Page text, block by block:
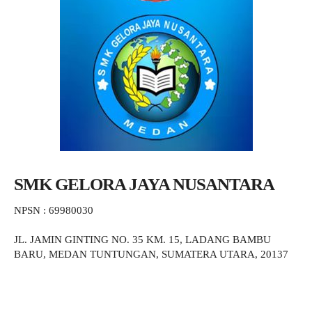
SMK GELORA JAYA NUSANTARA
NPSN : 69980030
JL. JAMIN GINTING NO. 35 KM. 15, LADANG BAMBU
BARU, MEDAN TUNTUNGAN, SUMATERA UTARA, 20137